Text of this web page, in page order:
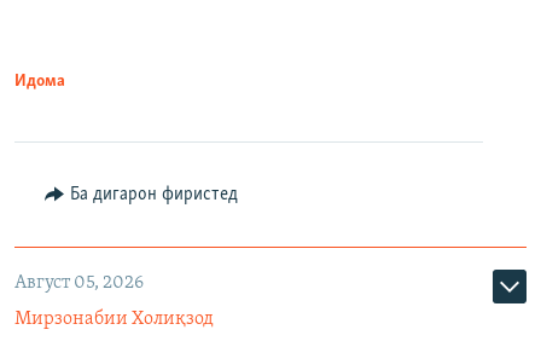
Идома
Ба дигарон фиристед
Август 05, 2026
Мирзонабии Холиқзод